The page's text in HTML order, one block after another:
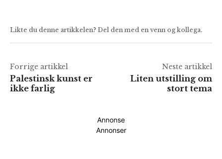
Likte du denne artikkelen? Del den med en venn og kollega.
Forrige artikkel
Palestinsk kunst er
ikke farlig
Neste artikkel
Liten utstilling om
stort tema
Annonse
Annonser